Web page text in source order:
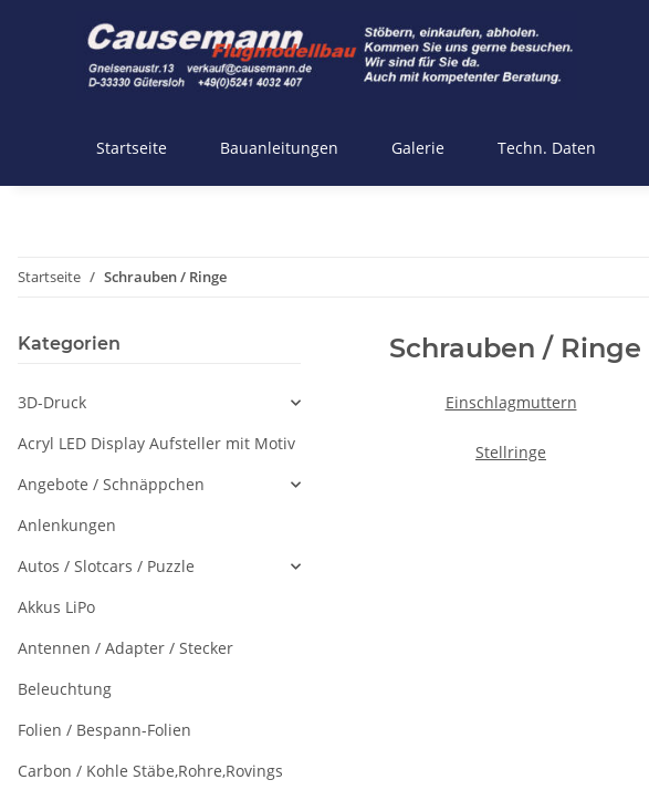
Startseite Bauanleitungen Galerie Techn. Daten
Startseite Schrauben / Ringe
Schrauben / Ringe
Einschlagmuttern
Stellringe
Kategorien
3D-Druck
Acryl LED Display Aufsteller mit Motiv
Angebote / Schnäppchen
Anlenkungen
Autos / Slotcars / Puzzle
Akkus LiPo
Antennen / Adapter / Stecker
Beleuchtung
Folien / Bespann-Folien
Carbon / Kohle Stäbe,Rohre,Rovings